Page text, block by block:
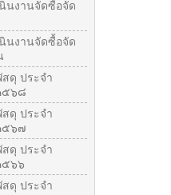
นงานจัดซื้อจัด
นงานจัดซื้อจัด
ดุ ประจำ
๕๖๘
ดุ ประจำ
๕๖๗
ดุ ประจำ
๕๖๖
ดุ ประจำ